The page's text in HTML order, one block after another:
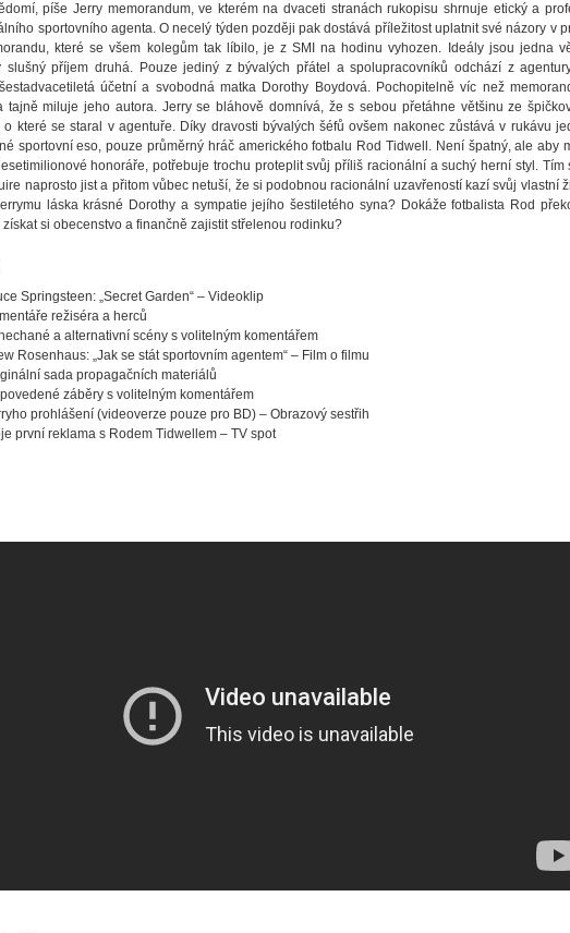
píše Jerry memorandum, ve kterém na dvaceti stranách rukopisu shrnuje etický a
sportovního agenta. O necelý týden později pak dostává příležitost uplatnit své názory v
které se všem kolegům tak líbilo, je z SMI na hodinu vyhozen. Ideály jsou jedna
slušný příjem druhá. Pouze jediný z bývalých přátel a spolupracovníků odchází z
účetní a svobodná matka Dorothy Boydová. Pochopitelně víc než
tajně miluje jeho autora. Jerry se bláhově domnívá, že s sebou přetáhne většinu ze
o které se staral v agentuře. Díky dravosti bývalých šéfů ovšem nakonec zůstává v rukávu
sportovní eso, pouze průměrný hráč amerického fotbalu Rod Tidwell. Není špatný, ale aby
honoráře, potřebuje trochu proteplit svůj příliš racionální a suchý herní styl. Tím
naprosto jist a přitom vůbec netuší, že si podobnou racionální uzavřeností kazí svůj vlastní
láska krásné Dorothy a sympatie jejího šestiletého syna? Dokáže fotbalista Rod
získat si obecenstvo a finančně zajistit střelenou rodinku?
Springsteen: „Secret Garden“ – Videoklip
režiséra a herců
a alternativní scény s volitelným komentářem
Rosenhaus: „Jak se stát sportovním agentem“ – Film o filmu
sada propagačních materiálů
záběry s volitelným komentářem
prohlášení (videoverze pouze pro BD) – Obrazový sestřih
první reklama s Rodem Tidwellem – TV spot